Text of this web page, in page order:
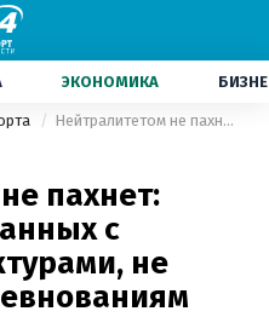
ЭКОНОМИКА
Нейтралитетом не пахнет: россиянок, связанных с военными структурами, не допустили к соревнованиям
пахнет:
с
не